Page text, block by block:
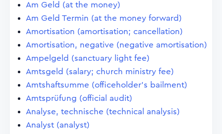
Am Geld (at the money)
Am Geld Termin (at the money forward)
Amortisation (amortisation; cancellation)
Amortisation, negative (negative amortisation)
Ampelgeld (sanctuary light fee)
Amtsgeld (salary; church ministry fee)
Amtshaftsumme (officeholder's bailment)
Amtsprüfung (official audit)
Analyse, technische (technical analysis)
Analyst (analyst)